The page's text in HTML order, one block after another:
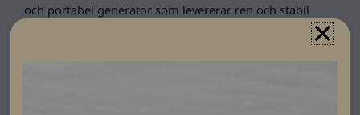
och portabel generator som levererar ren och stabil
ström – perfekt för både byggarbetsplatser och känslig
elektronik. Med bränsleeffektiv drift, låg ljudnivå och